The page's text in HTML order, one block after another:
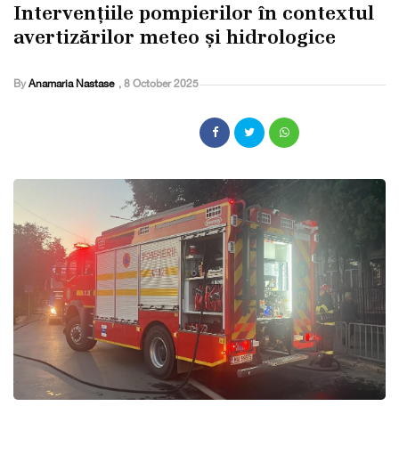
Intervențiile pompierilor în contextul
avertizărilor meteo și hidrologice
By Anamaria Nastase , 8 October 2025